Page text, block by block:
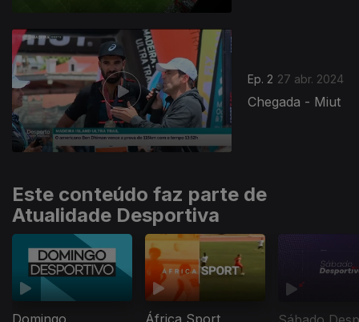
Ep. 2 27 abr. 2024
Chegada - Miut
765221
Este conteúdo faz parte de
Atualidade Desportiva
Domingo
África Sport